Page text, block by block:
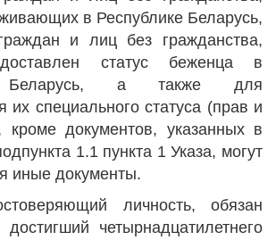
в Республике Беларусь,
и лиц без гражданства,
статус беженца в
Беларусь, а также для
их специального статуса (прав и
кроме документов, указанных в
1.1 пункта 1 Указа, могут
иные документы.
личность, обязан
четырнадцатилетнего